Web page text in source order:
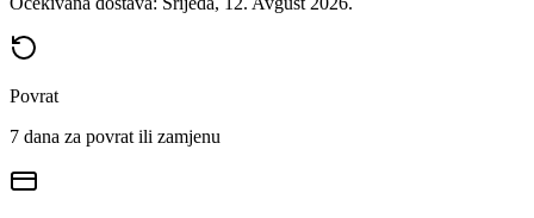
Povrat
7 dana za povrat ili zamjenu